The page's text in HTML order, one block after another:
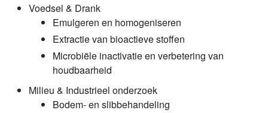
Voedsel & Drank
Emulgeren en homogeniseren
Extractie van bioactieve stoffen
Microbiële inactivatie en verbetering van
houdbaarheid
Milieu & Industrieel onderzoek
Bodem- en slibbehandeling